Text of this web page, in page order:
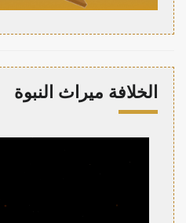
الخلافة ميراث النبوة